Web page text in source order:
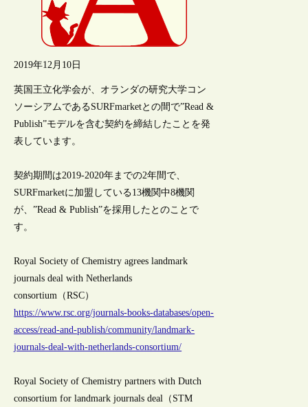
2019年12月10日
英国王立化学会が、オランダの研究大学コン
ソーシアムであるSURFmarketとの間で”Read &
Publish”モデルを含む契約を締結したことを発
表しています。
契約期間は2019-2020年までの2年間で、
SURFmarketに加盟している13機関中8機関
が、”Read & Publish”を採用したとのことで
す。
Royal Society of Chemistry agrees landmark
journals deal with Netherlands
consortium（RSC）
https://www.rsc.org/journals-books-databases/open-
access/read-and-publish/community/landmark-
journals-deal-with-netherlands-consortium/
Royal Society of Chemistry partners with Dutch
consortium for landmark journals deal（STM